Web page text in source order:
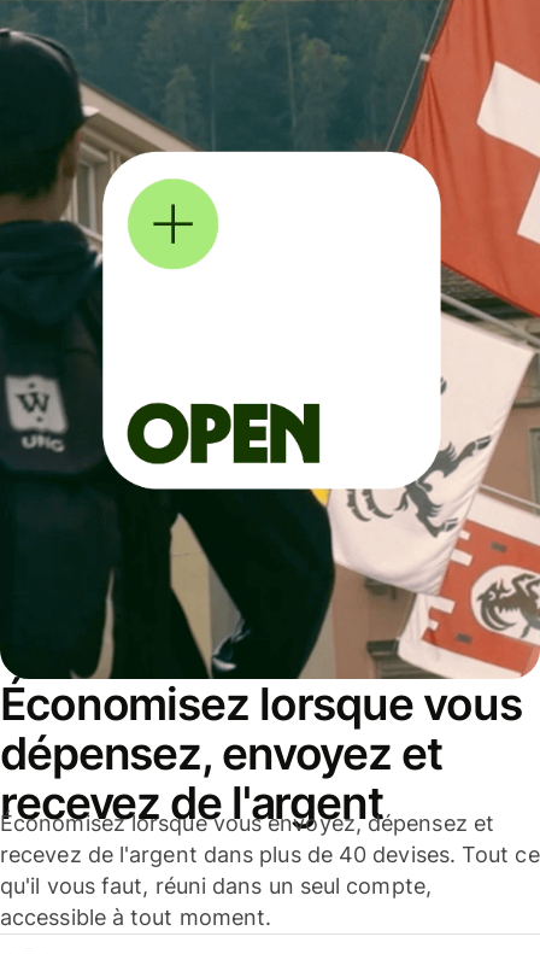
Économisez lorsque vous
dépensez, envoyez et
recevez de l'argent
Économisez lorsque vous envoyez, dépensez et
recevez de l'argent dans plus de 40 devises. Tout ce
qu'il vous faut, réuni dans un seul compte,
accessible à tout moment.